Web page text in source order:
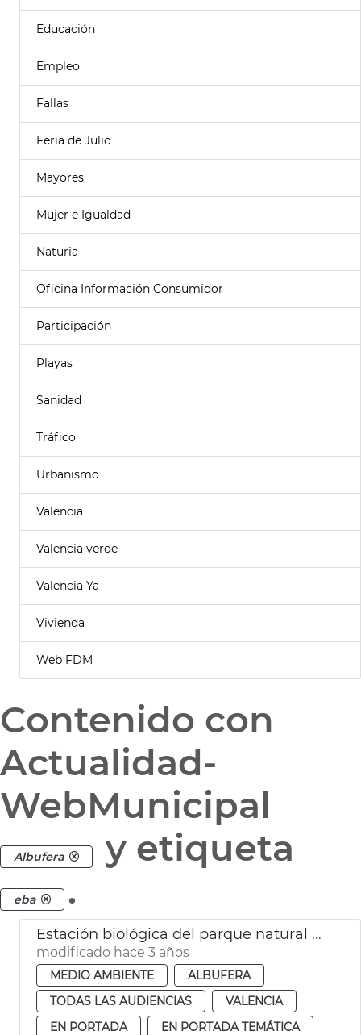
Educación
Empleo
Fallas
Feria de Julio
Mayores
Mujer e Igualdad
Naturia
Oficina Información Consumidor
Participación
Playas
Sanidad
Tráfico
Urbanismo
Valencia
Valencia verde
Valencia Ya
Vivienda
Web FDM
Contenido con
Actualidad-
WebMunicipal
Albufera y etiqueta
eba .
Estación biológica del parque natural de l’Albufera
modificado hace 3 años
MEDIO AMBIENTE
ALBUFERA
TODAS LAS AUDIENCIAS
VALENCIA
EN PORTADA
EN PORTADA TEMÁTICA